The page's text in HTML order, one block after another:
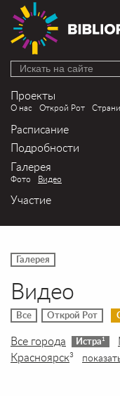
Проекты
О нас Открой Рот
Расписание
Подробности
Галерея
Фото Видео
Участие
Галерея
Видео
Все Открой Рот
Все города Истра1
Красноярск3